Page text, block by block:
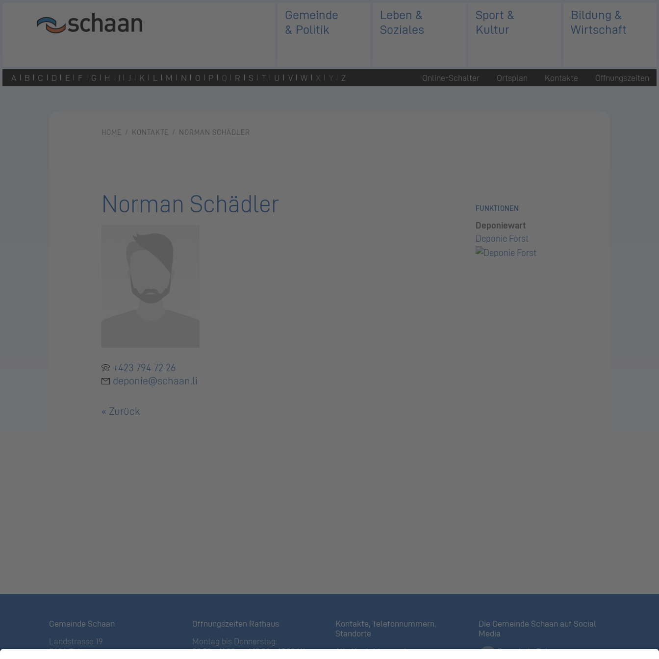
Gemeinde
& Politik
Leben &
Soziales
Sport &
Kultur
Bildung &
Wirtschaft
A B C D E F G H I J K L M N O P Q R S T U V W X Y Z Online-Schalter Ortsplan Kontakte Öffnungszeiten
HOME KONTAKTE NORMAN SCHÄDLER
Norman Schädler
+423 794 72 26
deponie@schaan.li
« Zurück
FUNKTIONEN
Deponiewart
Deponie Forst
Gemeinde Schaan
Landstrasse 19
9494 Schaan
Öffnungszeiten Rathaus
Montag bis Donnerstag:
08:00 – 11:30 und 13:30 – 17:00 Uhr
Kontakte, Telefonnummern,
Standorte
Alle Kontakte anzeigen
Die Gemeinde Schaan auf Social
Media
Gemeinde Schaan